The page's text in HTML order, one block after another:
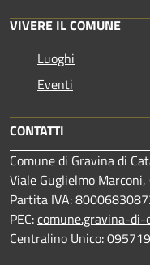
VIVERE IL COMUNE
Luoghi
Eventi
CONTATTI
Comune di Gravina di
Viale Guglielmo
Partita IVA:
PEC:comune.gravina-
Centralino Unico: